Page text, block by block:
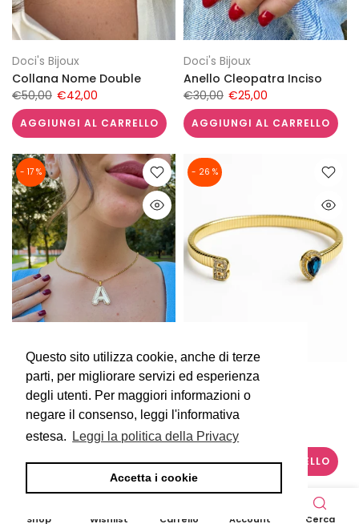
Questo sito utilizza cookie, anche di terze
parti, per migliorare servizi ed esperienza
degli utenti. Per maggiori informazioni o
negare il consenso, leggi l'informativa
estesa.
Leggi la politica della Privacy
Accetta i cookie
Questo sito utilizza cookie, anche di terze
parti, per migliorare servizi ed esperienza
degli utenti. Per maggiori informazioni o
negare il consenso, leggi l'informativa
estesa.
Leggi la politica della Privacy
Accetta i cookie
Doci's Bijoux
Collana Nome Double
€50,00 €42,00
AGGIUNGI AL CARRELLO
Doci's Bijoux
Anello Cleopatra Inciso
€30,00 €25,00
AGGIUNGI AL CARRELLO
- 17 %
Doci's Bijoux
Collana New Love Tennis
(copia)
€46,00 €38,00
AGGIUNGI AL CARRELLO
- 26 %
Doci's Bijoux
Bracciale Cleopatra
LoveCustomized
€47,00 €35,00
AGGIUNGI AL CARRELLO
Shop
0
Wishlist
0
Carrello Account Cerca